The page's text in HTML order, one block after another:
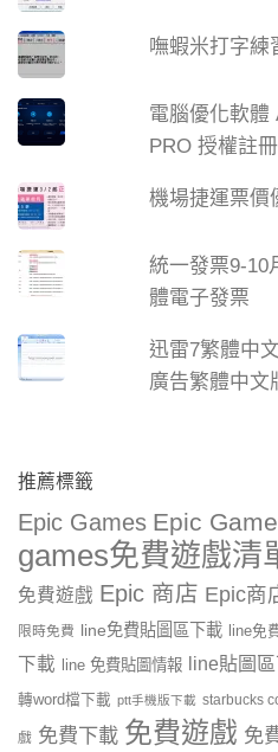
嘸蝦米打字練
電腦優化軟體
PRO 授權註
機場捷運票價
統一發票9-10
體電子發票
迅雷7繁體中
廣告繁體中文
推薦標籤
Epic Games Epic
games免費遊戲清
免費遊戲 Epic 商店 Epic商
限時免費 line免費貼圖區下載 line免
下載
line 免費貼圖情報 line貼圖
轉word檔下載 ptt手機版下載 starbucks
戲 免費下載 免費遊戲 免